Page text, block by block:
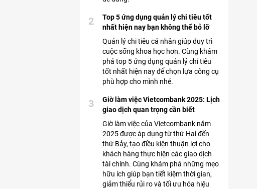
Top 5 ứng dụng quản lý chi tiêu tốt
nhất hiện nay bạn không thể bỏ lỡ
2
Quản lý chi tiêu cá nhân giúp duy trì
cuộc sống khoa học hơn. Cùng khám
phá top 5 ứng dụng quản lý chi tiêu
tốt nhất hiện nay để chọn lựa công cụ
phù hợp cho mình nhé.
Giờ làm việc Vietcombank 2025: Lịch
giao dịch quan trọng cần biết
3
Giờ làm việc của Vietcombank năm
2025 được áp dụng từ thứ Hai đến
thứ Bảy, tạo điều kiện thuận lợi cho
khách hàng thực hiện các giao dịch
tài chính. Cùng khám phá những mẹo
hữu ích giúp bạn tiết kiệm thời gian,
giảm thiểu rủi ro và tối ưu hóa hiệu